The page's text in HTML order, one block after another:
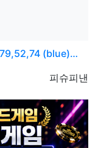
(blue)…
등록자
피슈피낸